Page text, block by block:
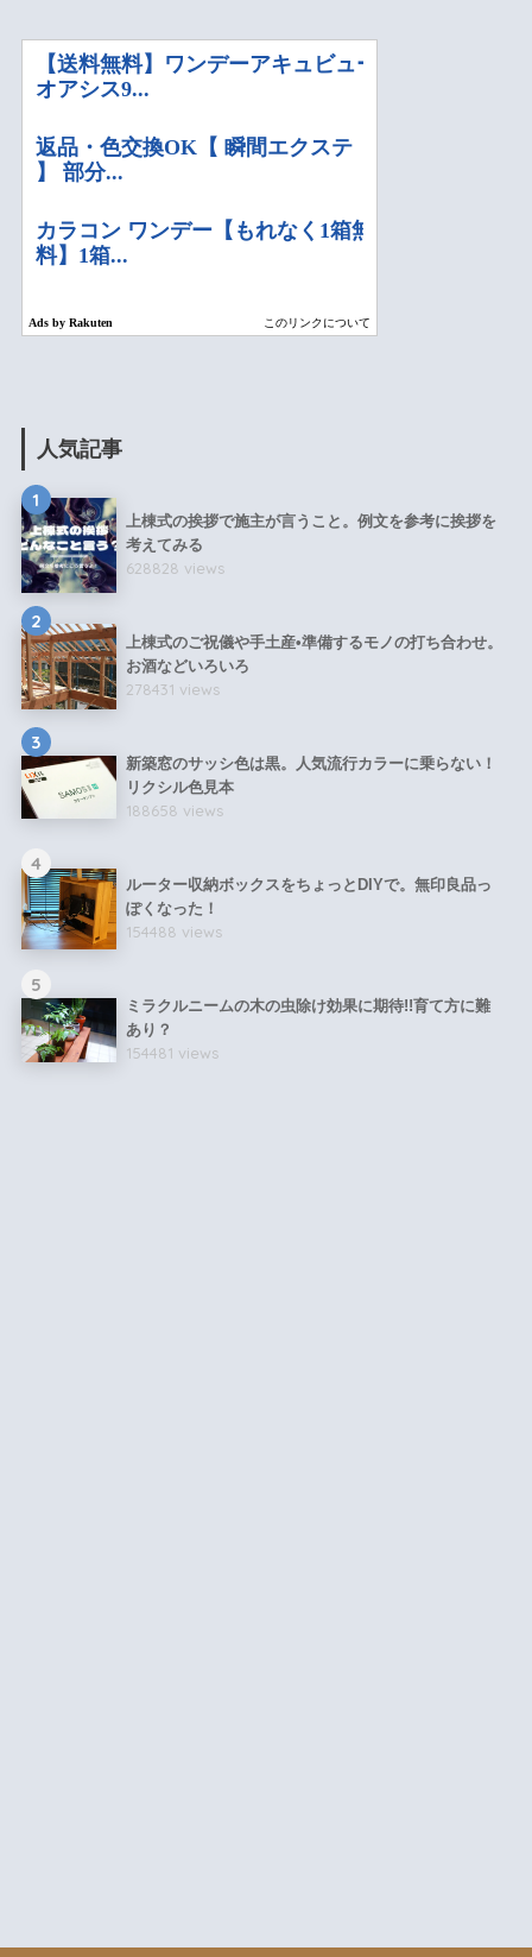
人気記事
1
上棟式の挨拶で施主が言うこと。例文を参考に挨拶を
考えてみる
628828 views
2
上棟式のご祝儀や手土産•準備するモノの打ち合わせ。
お酒などいろいろ
278431 views
3
新築窓のサッシ色は黒。人気流行カラーに乗らない！
リクシル色見本
188658 views
4
ルーター収納ボックスをちょっとDIYで。無印良品っ
ぽくなった！
154488 views
5
ミラクルニームの木の虫除け効果に期待!!育て方に難
あり？
154481 views